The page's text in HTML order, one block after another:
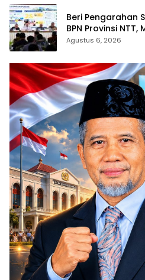
Beri Pengarahan
BPN Provinsi
Sudut Pandang
Agustus 6, 2026